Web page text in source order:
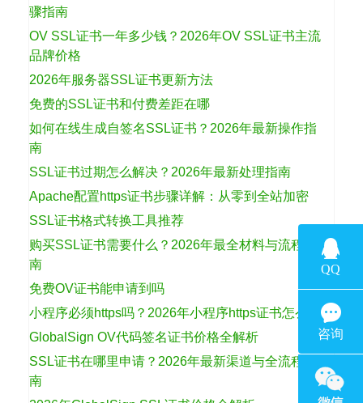
骤指南
OV SSL证书一年多少钱？2026年OV SSL证书主流
品牌价格
2026年服务器SSL证书更新方法
免费的SSL证书和付费差距在哪
如何在线生成自签名SSL证书？2026年最新操作指
南
SSL证书过期怎么解决？2026年最新处理指南
Apache配置https证书步骤详解：从零到全站加密
SSL证书格式转换工具推荐
购买SSL证书需要什么？2026年最全材料与流程指
南
免费OV证书能申请到吗
小程序必须https吗？2026年小程序https证书怎么选
GlobalSign OV代码签名证书价格全解析
SSL证书在哪里申请？2026年最新渠道与全流程指
南